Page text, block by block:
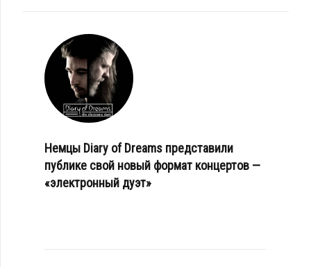
Немцы Diary of Dreams представили
публике свой новый формат концертов —
«электронный дуэт»